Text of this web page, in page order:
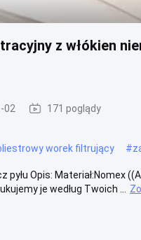
z włókien
02 171 poglądy
worek filtrujący #
Opis: Materiał:Nomex
je według Twoich ...